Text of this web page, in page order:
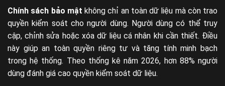
Chính sách bảo mật không chỉ an toàn dữ liệu mà còn trao
quyền kiểm soát cho người dùng. Người dùng có thể truy
cập, chỉnh sửa hoặc xóa dữ liệu cá nhân khi cần thiết. Điều
này giúp an toàn quyền riêng tư và tăng tính minh bạch
trong hệ thống. Theo thống kê năm 2026, hơn 88% người
dùng đánh giá cao quyền kiểm soát dữ liệu.